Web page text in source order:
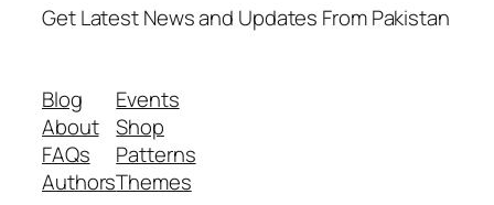
Get Latest News and Updates From Pakistan
Blog
About
FAQs
Authors
Events
Shop
Patterns
Themes